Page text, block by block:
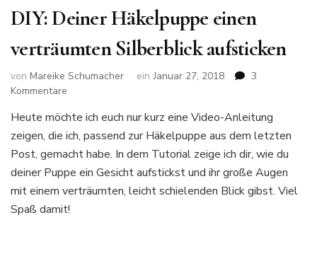
DIY: Deiner Häkelpuppe einen
verträumten Silberblick aufsticken
von Mareike Schumacher ein Januar 27, 2018
3
Kommentare
Deiner
Häkelpuppe
einen
Silberblick
aufsticken
Heute möchte ich euch nur kurz eine Video-Anleitung
zeigen, die ich, passend zur Häkelpuppe aus dem letzten
Post, gemacht habe. In dem Tutorial zeige ich dir, wie du
deiner Puppe ein Gesicht aufstickst und ihr große Augen
mit einem verträumten, leicht schielenden Blick gibst. Viel
Spaß damit!